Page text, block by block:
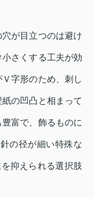
が目立つのは避け
さくする工夫が効
字形のため、刺し
の凹凸と相まって
富で、飾るものに
の径が細い特殊な
抑えられる選択肢